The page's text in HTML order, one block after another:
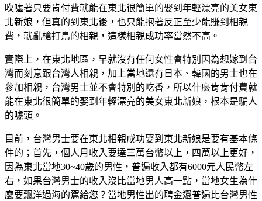
吹噓著只要肯付費就能在東北很簡單的娶到年輕漂亮的美女東
北新娘，但真的到東北後，也只能抱著反正至少能賺到相親
費，就亂槍打鳥的相親，這樣相親成功率當然不高。
實際上，在東北地區，早就沒有任何女性會特別因為想嫁到台
灣而刻意跟台灣人相親，加上當地還有日本、韓國的男士也在
參加相親，台灣男士並不會特別的吃香，所以什麼肯肯付費就
能在東北很簡單的娶到年輕漂亮的美女東北新娘，根本是騙人
的噱頭。
目前，台灣男士要在東北相親成功娶到東北新娘是要有基本條
件的；首先，個人月收入要達三萬台幣以上，四萬以上更好，
因為東北當地30~40歲的男性，普遍收入都有6000元人民幣左
右，如果台灣男士的收入沒比當地男人高一點，當地女生為什
麼要飄洋過海的駕給您？當地男性出的聘金還普遍比台灣男性